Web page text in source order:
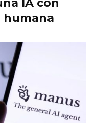
IA con
humana